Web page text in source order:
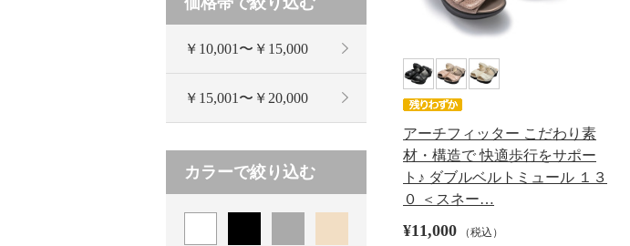
アーチフィッター こだわり素
材・構造で 快適歩行をサポー
ト♪ ダブルベルトミュール １３
０ ＜スネー…
¥11,000 （税込）
￥10,001〜￥15,000
￥15,001〜￥20,000
カラーで絞り込む